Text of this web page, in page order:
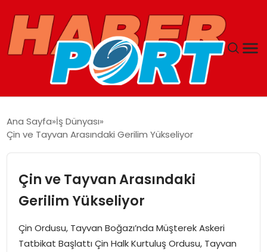
GUNCEL
YAŞAM
SAĞLIK
SPOR
Ana Sayfa İş Dünyası
Çin ve Tayvan Arasındaki Gerilim Yükseliyor
Çin ve Tayvan Arasındaki
Gerilim Yükseliyor
Çin Ordusu, Tayvan Boğazı’nda Müşterek Askeri
Tatbikat Başlattı Çin Halk Kurtuluş Ordusu, Tayvan